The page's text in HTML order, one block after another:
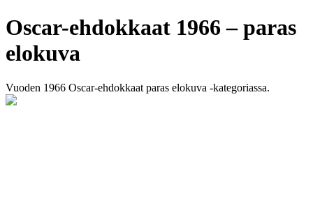
Oscar-ehdokkaat 1966 – paras
elokuva
Vuoden 1966 Oscar-ehdokkaat paras elokuva -kategoriassa.